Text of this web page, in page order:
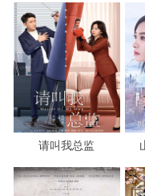
请叫我总监